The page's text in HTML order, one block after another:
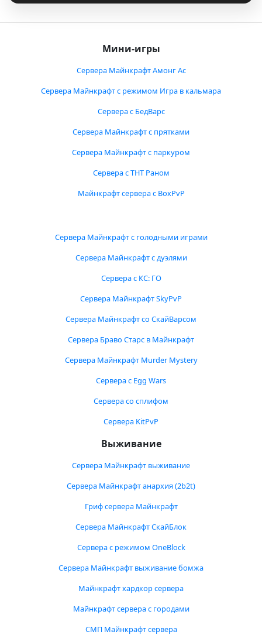
Мини-игры
Сервера Майнкрафт Амонг Ас
Сервера Майнкрафт с режимом Игра в кальмара
Сервера с БедВарс
Сервера Майнкрафт с прятками
Сервера Майнкрафт с паркуром
Сервера с ТНТ Раном
Майнкрафт сервера с BoxPvP
Сервера Майнкрафт с голодными играми
Сервера Майнкрафт с дуэлями
Сервера с КС: ГО
Сервера Майнкрафт SkyPvP
Сервера Майнкрафт со СкайВарсом
Сервера Браво Старс в Майнкрафт
Сервера Майнкрафт Murder Mystery
Сервера с Egg Wars
Сервера со сплифом
Сервера KitPvP
Выживание
Сервера Майнкрафт выживание
Сервера Майнкрафт анархия (2b2t)
Гриф сервера Майнкрафт
Сервера Майнкрафт СкайБлок
Сервера с режимом OneBlock
Сервера Майнкрафт выживание бомжа
Майнкрафт хардкор сервера
Майнкрафт сервера с городами
СМП Майнкрафт сервера